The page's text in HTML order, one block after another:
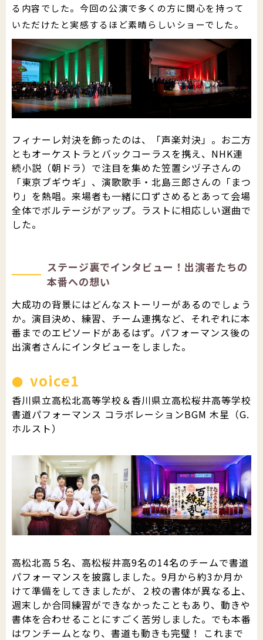
る内容でした。今回の公演で多くの方に関心を持って
いただけたと実感するほど素晴らしいショーでした。
フィナーレ対決を飾ったのは、「声楽対決」。お二方
ともオーケストラとバックコーラスを携え、NHK連
続小説（朝ドラ）で注目を集めた笠置シヅ子さんの
「東京ブギウギ」、演歌歌手・北島三郎さんの「まつ
り」を熱唱。来場者も一緒に口ずさめるとあって会場
全体でボルテージがアップ。ラストに相応しい選曲で
した。
ステージ裏でインタビュー！出演者たちの
本番への想い
大成功の背景にはどんなストーリーがあるのでしょう
か。演目決め、練習、チーム連携など、それぞれに本
番までのエピソードがあるはず。パフォーマンス後の
出演者さんにインタビューをしました。
voice1
香川県立高松北高等学校＆香川県立高松桜井高等学校
書道パフォーマンス コラボレーションBGM 木星（G.
ホルスト）
高松北高５名、高松桜井高9名の14名のチームで書道
パフォーマンスを披露しました。9月から約3か月か
けて準備をしてきましたが、２校の書体が異なる上、
週末しか合同練習ができなかったこともあり、動きや
書体を合わせることにすごく苦労しました。でも本番
はワンチームとなり、書道も動きも完璧！ これまで